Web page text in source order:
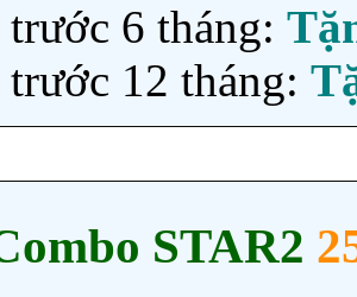
6 tháng:
12 tháng:
STAR2